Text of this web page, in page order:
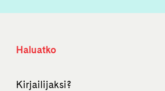
Haluatko
Kirjailijaksi?